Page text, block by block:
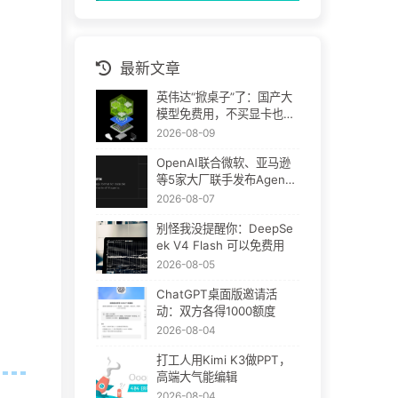
最新文章
英伟达“掀桌子”了：国产大
模型免费用，不买显卡也能
跑
2026-08-09
OpenAI联合微软、亚马逊
等5家大厂联手发布Agent
Plugins：AI插件终于要统
2026-08-07
别怪我没提醒你：DeepSe
ek V4 Flash 可以免费用
2026-08-05
ChatGPT桌面版邀请活
动：双方各得1000额度
2026-08-04
打工人用Kimi K3做PPT，
高端大气能编辑